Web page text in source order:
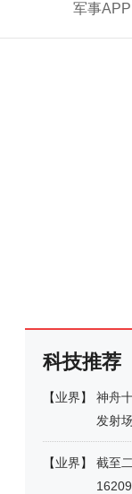
军事APP
科技推荐
【业界】
神舟
发射
【业界】
截至